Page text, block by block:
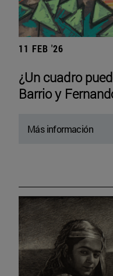
11 FEB '26
¿Un cuadro
Barrio y
Más información